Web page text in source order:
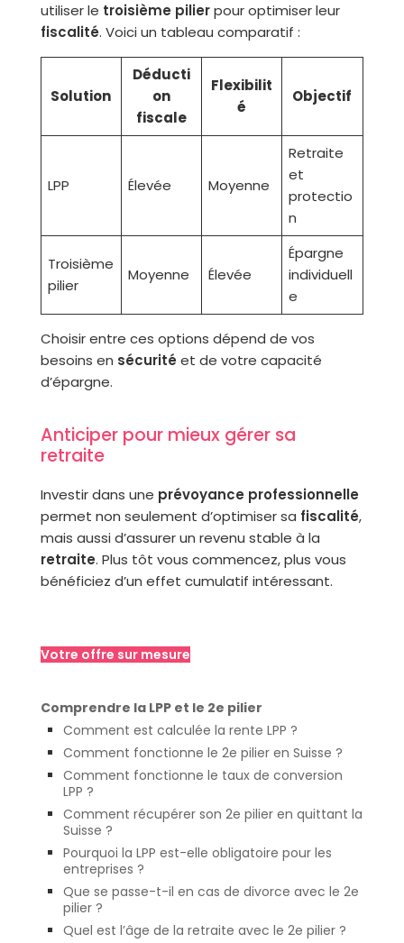
utiliser le troisième pilierpour optimiser leur
fiscalité. Voici un tableau comparatif :
Solution
Déducti
on
fiscale
Flexibilit
é
Objectif
LPP Élevée Moyenne
Retraite
et
protectio
n
Troisième
pilier
Moyenne Élevée
Épargne
individuell
e
Choisir entre ces options dépend de vos
besoins en sécurité et de votre capacité
d’épargne.
Anticiper pour mieux gérer sa
retraite
Investir dans une prévoyance professionnelle
permet non seulement d’optimiser sa fiscalité,
mais aussi d’assurer un revenu stable à la
retraite. Plus tôt vous commencez, plus vous
bénéficiez d’un effet cumulatif intéressant.
Votre offre sur mesure
Comprendre la LPP et le 2e pilier
Comment est calculée la rente LPP ?
Comment fonctionne le 2e pilier en Suisse ?
Comment fonctionne le taux de conversion
LPP ?
Comment récupérer son 2e pilier en quittant la
Suisse ?
Pourquoi la LPP est-elle obligatoire pour les
entreprises ?
Que se passe-t-il en cas de divorce avec le 2e
pilier ?
Quel est l’âge de la retraite avec le 2e pilier ?